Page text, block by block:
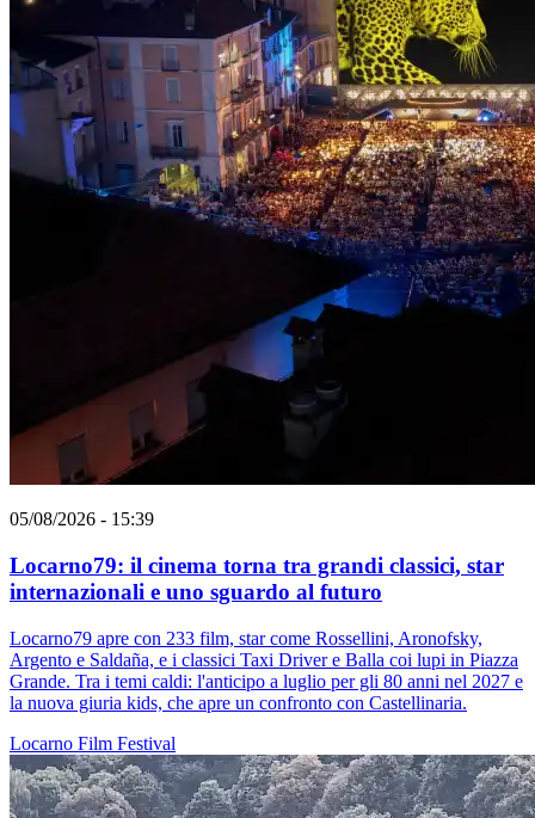
05/08/2026 - 15:39
Locarno79: il cinema torna tra grandi classici, star
internazionali e uno sguardo al futuro
Locarno79 apre con 233 film, star come Rossellini, Aronofsky,
Argento e Saldaña, e i classici Taxi Driver e Balla coi lupi in Piazza
Grande. Tra i temi caldi: l'anticipo a luglio per gli 80 anni nel 2027 e
la nuova giuria kids, che apre un confronto con Castellinaria.
Locarno Film Festival